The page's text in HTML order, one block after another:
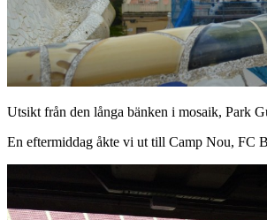
Utsikt från den långa bänken i mosaik, Park
En eftermiddag åkte vi ut till Camp Nou, FC